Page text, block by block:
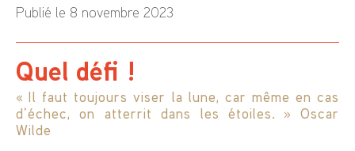
Publié le 8 novembre 2023
Quel défi !
« Il faut toujours viser la lune, car même en cas
d’échec, on atterrit dans les étoiles. » Oscar
Wilde